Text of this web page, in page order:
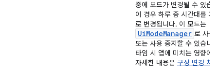
중에 모드가 변경될 수 있습
이 경우 하루 중 시간대를 기
로 변경됩니다. 이 모드는
UiModeManager 로 사용
또는 사용 중지할 수 있습니
타임 시 앱에 미치는 영향에
자세한 내용은 구성 변경 처